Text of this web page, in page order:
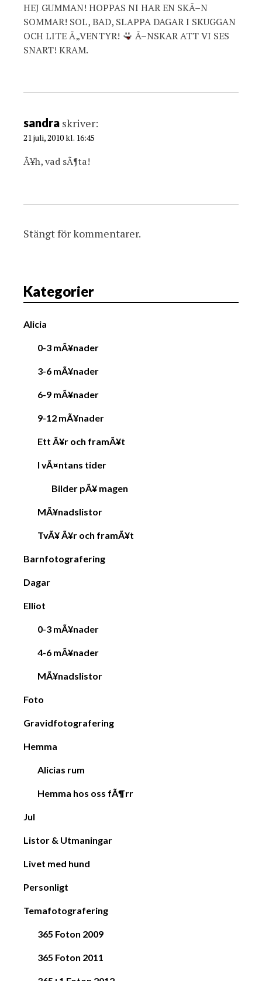
HEJ GUMMAN! HOPPAS NI HAR EN SKÃ–N
SOMMAR! SOL, BAD, SLAPPA DAGAR I SKUGGAN
OCH LITE Ã„VENTYR!
Ã–NSKAR ATT VI SES
SNART! KRAM.
sandra skriver:
21 juli, 2010 kl. 16:45
Ã¥h, vad sÃ¶ta!
Stängt för kommentarer.
Kategorier
Alicia
0-3 mÃ¥nader
3-6 mÃ¥nader
6-9 mÃ¥nader
9-12 mÃ¥nader
Ett Ã¥r och framÃ¥t
I vÃ¤ntans tider
Bilder pÃ¥ magen
MÃ¥nadslistor
TvÃ¥ Ã¥r och framÃ¥t
Barnfotografering
Dagar
Elliot
0-3 mÃ¥nader
4-6 mÃ¥nader
MÃ¥nadslistor
Foto
Gravidfotografering
Hemma
Alicias rum
Hemma hos oss fÃ¶rr
Jul
Listor & Utmaningar
Livet med hund
Personligt
Temafotografering
365 Foton 2009
365 Foton 2011